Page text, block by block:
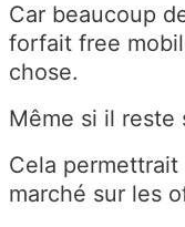
Car beaucoup
forfait free
chose.
Même si il reste
Cela
marché sur les